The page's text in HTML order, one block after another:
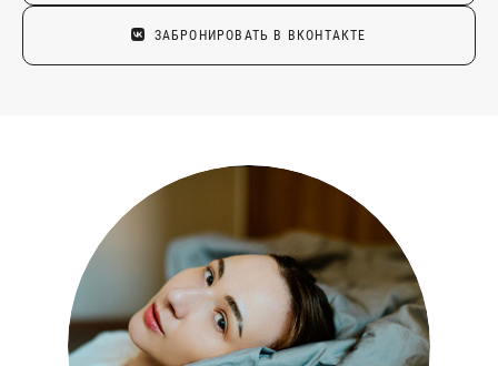
ЗАБРОНИРОВАТЬ В ВКОНТАКТЕ